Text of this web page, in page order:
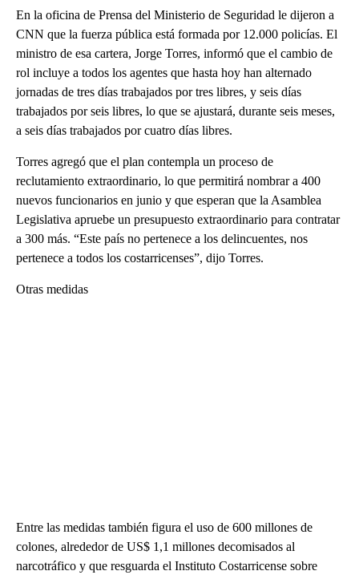
En la oficina de Prensa del Ministerio de Seguridad le dijeron a
CNN que la fuerza pública está formada por 12.000 policías. El
ministro de esa cartera, Jorge Torres, informó que el cambio de
rol incluye a todos los agentes que hasta hoy han alternado
jornadas de tres días trabajados por tres libres, y seis días
trabajados por seis libres, lo que se ajustará, durante seis meses,
a seis días trabajados por cuatro días libres.
Torres agregó que el plan contempla un proceso de
reclutamiento extraordinario, lo que permitirá nombrar a 400
nuevos funcionarios en junio y que esperan que la Asamblea
Legislativa apruebe un presupuesto extraordinario para contratar
a 300 más. “Este país no pertenece a los delincuentes, nos
pertenece a todos los costarricenses”, dijo Torres.
Otras medidas
Entre las medidas también figura el uso de 600 millones de
colones, alrededor de US$ 1,1 millones decomisados al
narcotráfico y que resguarda el Instituto Costarricense sobre